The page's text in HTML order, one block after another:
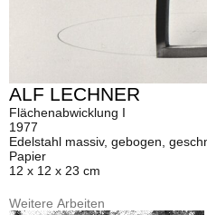
ALF LECHNER
Flächenabwicklung I
1977
Edelstahl massiv, gebogen,
Papier
12 x 12 x 23 cm
Weitere Arbeiten